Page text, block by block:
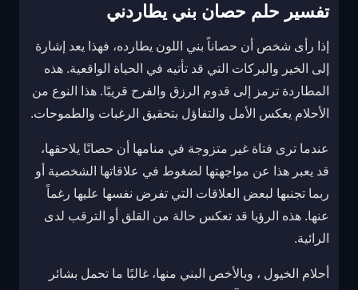
تفسير حلم حصان بني يطاردني
إذا رأى شخص أن حصاناً بني اللون يطارده، فهذا يعد إشارة
إلى الخير والبركات التي قد تأتيه في الحياة الواقعية. هذه
المطاردة ترمز إلى قدوم الرزق والفرح قريبًا. هذا النوع من
الأحلام يعكس الأمل والتفاؤل بتحقيق الرغبات والطموحات.
عندما ترى فتاة غير متزوجة في منامها أن حصانًا يلاحقها،
قد يعبر هذا عن مواجهتها لضغوط في علاقاتها الشخصية أو
ربما تجنبها لبعض العلاقات التي تفرض نفسها عليها رغماً
عنها. هذه الرؤيا قد تعكس حالة من القلق أو الترقب لدى
الرائية.
أحلام الخيول ، وبالأخص البني منها، غالبًا ما تحمل بشائر